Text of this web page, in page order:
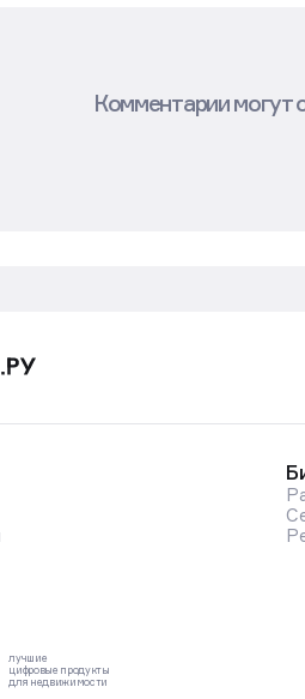
Комментарии могут
лучшие
цифровые продукты
для недвижимости